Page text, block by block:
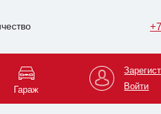
Гараж
Войти
VAG
8 авг 12:54